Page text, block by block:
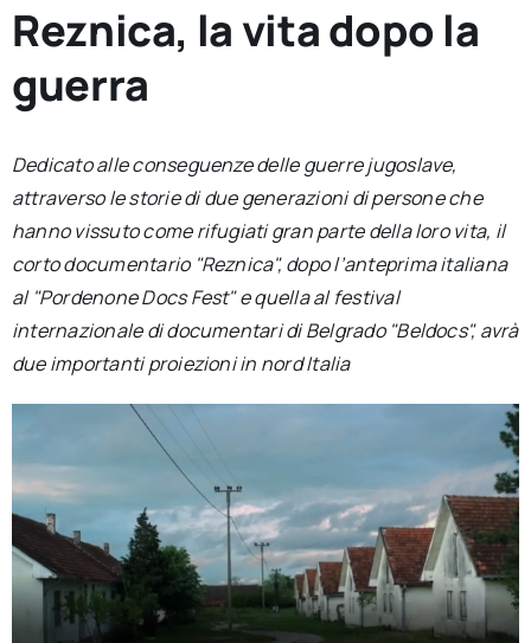
Reznica, la vita dopo la
guerra
Dedicato alle conseguenze delle guerre jugoslave,
attraverso le storie di due generazioni di persone che
hanno vissuto come rifugiati gran parte della loro vita, il
corto documentario "Reznica", dopo l’anteprima italiana
al "Pordenone Docs Fest" e quella al festival
internazionale di documentari di Belgrado "Beldocs", avrà
due importanti proiezioni in nord Italia